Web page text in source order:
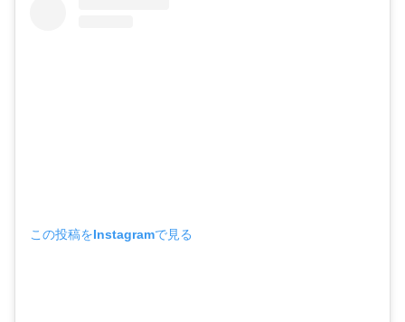
この投稿をInstagramで見る